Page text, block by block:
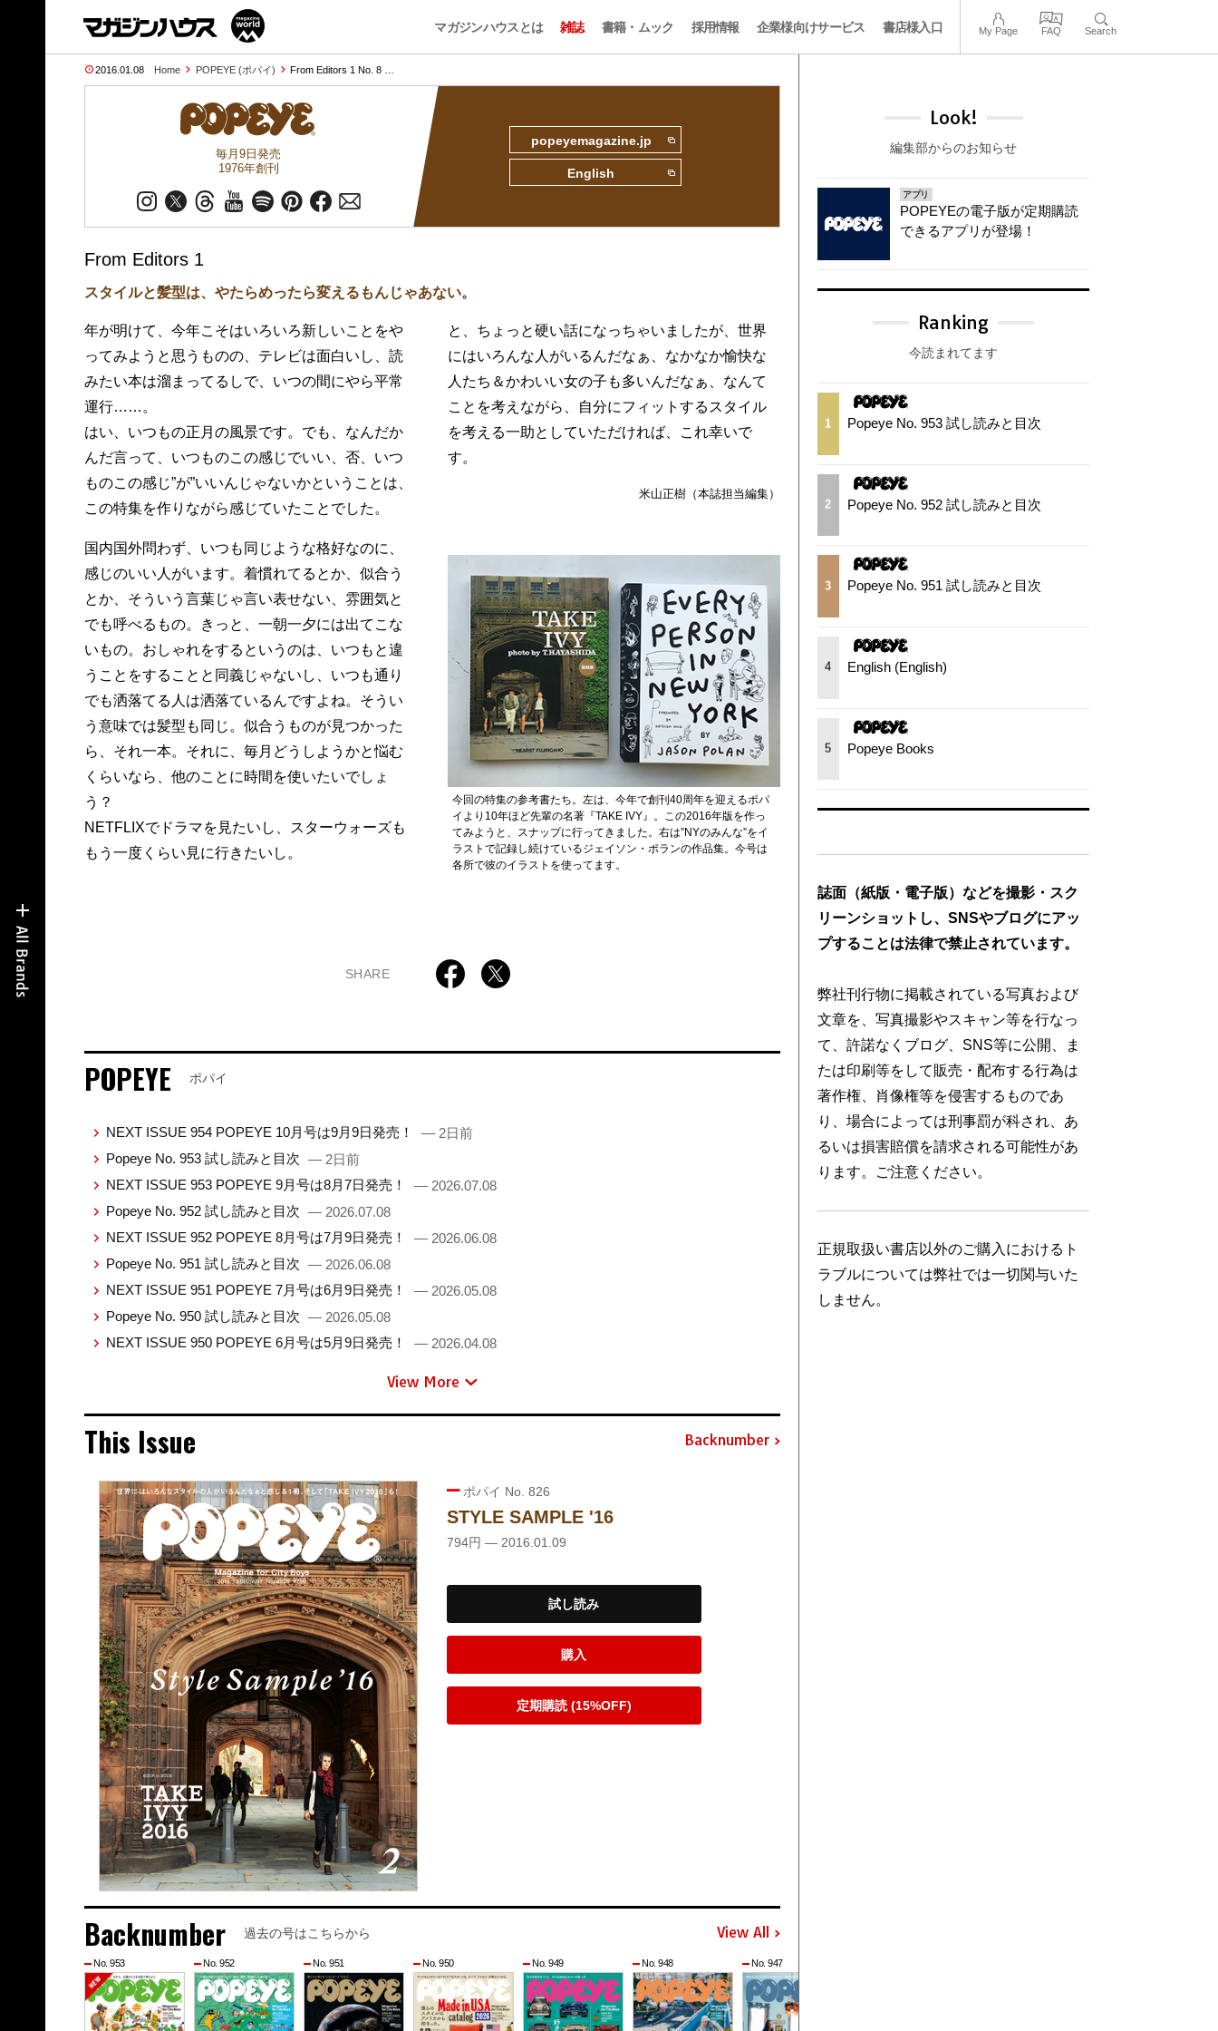
マガジンハウスとは 雑誌 書籍・ムック 採用情報 企業様向けサービス 書店様入口 My Page FAQ Search
2016.01.08 Home POPEYE (ポパイ) From Editors 1 No. 8 …
毎月9日発売
1976年創刊
popeyemagazine.jp
English
From Editors 1
スタイルと髪型は、やたらめったら変えるもんじゃあない。
年が明けて、今年こそはいろいろ新しいことをや
ってみようと思うものの、テレビは面白いし、読
みたい本は溜まってるしで、いつの間にやら平常
運行……。
はい、いつもの正月の風景です。でも、なんだか
んだ言って、いつものこの感じでいい、否、いつ
ものこの感じ”が”いいんじゃないかということは、
この特集を作りながら感じていたことでした。
国内国外問わず、いつも同じような格好なのに、
感じのいい人がいます。着慣れてるとか、似合う
とか、そういう言葉じゃ言い表せない、雰囲気と
でも呼べるもの。きっと、一朝一夕には出てこな
いもの。おしゃれをするというのは、いつもと違
うことをすることと同義じゃないし、いつも通り
でも洒落てる人は洒落ているんですよね。そうい
う意味では髪型も同じ。似合うものが見つかった
ら、それ一本。それに、毎月どうしようかと悩む
くらいなら、他のことに時間を使いたいでしょ
う？
NETFLIXでドラマを見たいし、スターウォーズも
もう一度くらい見に行きたいし。
と、ちょっと硬い話になっちゃいましたが、世界
にはいろんな人がいるんだなぁ、なかなか愉快な
人たち＆かわいい女の子も多いんだなぁ、なんて
ことを考えながら、自分にフィットするスタイル
を考える一助としていただければ、これ幸いで
す。
米山正樹（本誌担当編集）
今回の特集の参考書たち。左は、今年で創刊40周年を迎えるポパ
イより10年ほど先輩の名著『TAKE IVY』。この2016年版を作っ
てみようと、スナップに行ってきました。右は”NYのみんな”をイ
ラストで記録し続けているジェイソン・ポランの作品集。今号は
各所で彼のイラストを使ってます。
SHARE
POPEYE ポパイ
NEXT ISSUE 954 POPEYE 10月号は9月9日発売！
— 2日前
Popeye No. 953 試し読みと目次 — 2日前
NEXT ISSUE 953 POPEYE 9月号は8月7日発売！
— 2026.07.08
Popeye No. 952 試し読みと目次 — 2026.07.08
NEXT ISSUE 952 POPEYE 8月号は7月9日発売！
— 2026.06.08
Popeye No. 951 試し読みと目次 — 2026.06.08
NEXT ISSUE 951 POPEYE 7月号は6月9日発売！
— 2026.05.08
Popeye No. 950 試し読みと目次 — 2026.05.08
NEXT ISSUE 950 POPEYE 6月号は5月9日発売！
— 2026.04.08
View More
This Issue Backnumber
ポパイ No. 826
STYLE SAMPLE '16
794円 — 2016.01.09
試し読み
購入
定期購読 (15%OFF)
Backnumber 過去の号はこちらから View All
No. 953 No. 952 No. 951 No. 950 No. 949 No. 948 No. 947
Look!
編集部からのお知らせ
アプリ
POPEYEの電子版が定期購読
できるアプリが登場！
Ranking
今読まれてます
1 Popeye No. 953 試し読みと目次
2 Popeye No. 952 試し読みと目次
3 Popeye No. 951 試し読みと目次
4 English (English)
5 Popeye Books
誌面（紙版・電子版）などを撮影・スク
リーンショットし、SNSやブログにアッ
プすることは法律で禁止されています。
弊社刊行物に掲載されている写真および
文章を、写真撮影やスキャン等を行なっ
て、許諾なくブログ、SNS等に公開、ま
たは印刷等をして販売・配布する行為は
著作権、肖像権等を侵害するものであ
り、場合によっては刑事罰が科され、あ
るいは損害賠償を請求される可能性があ
ります。ご注意ください。
正規取扱い書店以外のご購入におけるト
ラブルについては弊社では一切関与いた
しません。